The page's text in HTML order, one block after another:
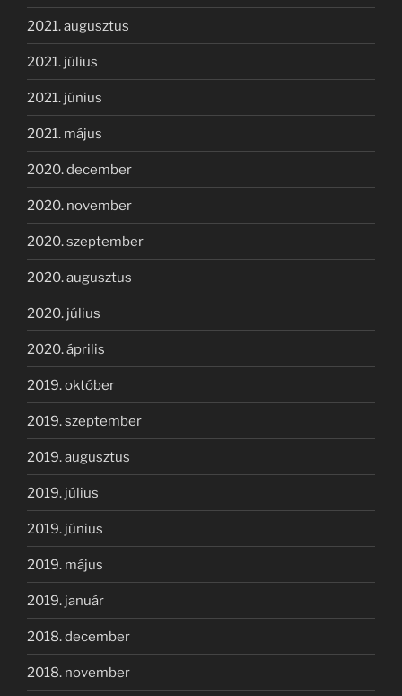
2021. augusztus
2021. július
2021. június
2021. május
2020. december
2020. november
2020. szeptember
2020. augusztus
2020. július
2020. április
2019. október
2019. szeptember
2019. augusztus
2019. július
2019. június
2019. május
2019. január
2018. december
2018. november